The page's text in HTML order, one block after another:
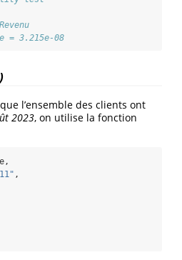
= 3.215e-08
que l’ensemble des clients ont
2023, on utilise la fonction
,